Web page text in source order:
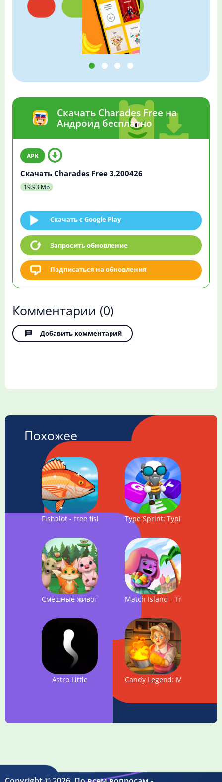
Скачать Charades Free на
Андроид бесплатно
Скачать Charades Free 3.200426
19.93 Mb
Скачать c Google Play
Запросить обновление
Подписаться на обновления
Комментарии (0)
Добавить комментарий
Похожее
Fishalot - free fishing gameType Sprint: Typing Games,
Смешные животные: Покорение высот!
Match Island - Tropical
Astro Little Candy Legend: Manor Design